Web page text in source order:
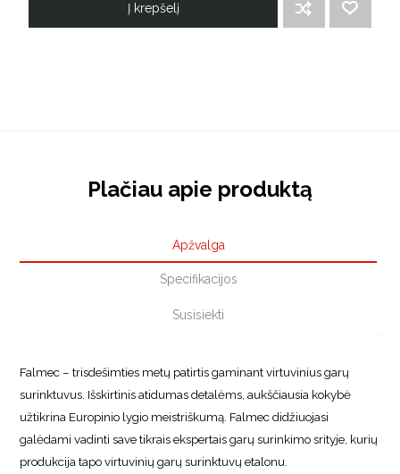
Į krepšelį
Plačiau apie produktą
Apžvalga
Specifikacijos
Susisiekti
Falmec – trisdešimties metų patirtis gaminant virtuvinius garų
surinktuvus. Išskirtinis atidumas detalėms, aukščiausia kokybė
užtikrina Europinio lygio meistriškumą. Falmec didžiuojasi
galėdami vadinti save tikrais ekspertais garų surinkimo srityje, kurių
produkcija tapo virtuvinių garų surinktuvų etalonu.